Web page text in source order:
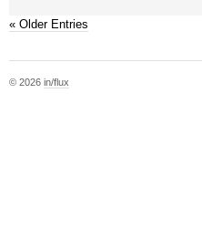
« Older Entries
© 2026 in/flux